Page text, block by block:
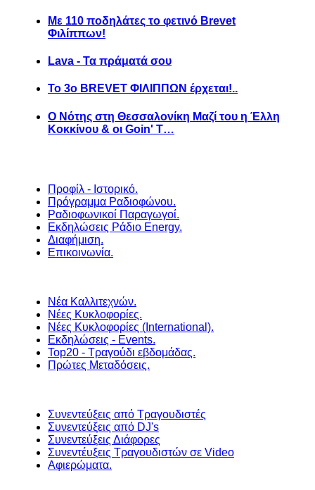
Με 110 ποδηλάτες το φετινό Brevet
Φιλίππων!
Lava - Τα πράματά σου
Το 3ο BREVET ΦΙΛΙΠΠΩΝ έρχεται!..
Ο Νότης στη Θεσσαλονίκη Μαζί του η Έλλη
Κοκκίνου & οι Goin' T…
Προφίλ - Ιστορικό.
Πρόγραμμα Ραδιοφώνου.
Ραδιοφωνικοί Παραγωγοί.
Εκδηλώσεις Ράδιο Energy.
Διαφήμιση.
Επικοινωνία.
Νέα Καλλιτεχνών.
Νέες Κυκλοφορίες.
Νέες Κυκλοφορίες (International).
Εκδηλώσεις - Events.
Top20 - Τραγούδι εβδομάδας.
Πρώτες Μεταδόσεις.
Συνεντεύξεις από Τραγουδιστές
Συνεντεύξεις από DJ's
Συνεντεύξεις Διάφορες
Συνεντέυξεις Τραγουδιστών σε Video
Αφιερώματα.